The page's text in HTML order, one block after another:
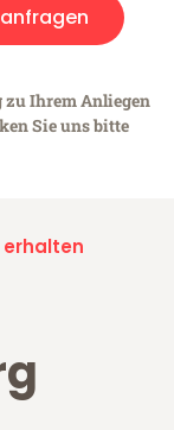
anfragen
Ihrem Anliegen
Sie uns bitte